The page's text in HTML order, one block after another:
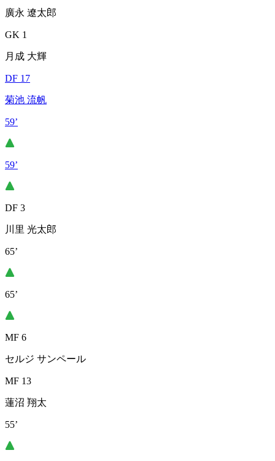
廣永 遼太郎
GK 1
月成 大輝
DF 17
菊池 流帆
59’
59’
DF 3
川里 光太郎
65’
65’
MF 6
セルジ サンペール
MF 13
蓮沼 翔太
55’